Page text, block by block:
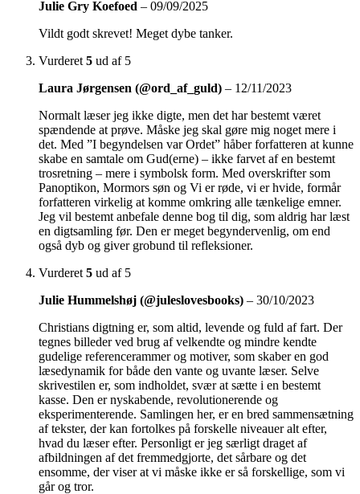
Julie Gry Koefoed – 09/09/2025
Vildt godt skrevet! Meget dybe tanker.
Vurderet 5 ud af 5
Laura Jørgensen (@ord_af_guld) – 12/11/2023
Normalt læser jeg ikke digte, men det har bestemt været
spændende at prøve. Måske jeg skal gøre mig noget mere i
det. Med ”I begyndelsen var Ordet” håber forfatteren at kunne
skabe en samtale om Gud(erne) – ikke farvet af en bestemt
trosretning – mere i symbolsk form. Med overskrifter som
Panoptikon, Mormors søn og Vi er røde, vi er hvide, formår
forfatteren virkelig at komme omkring alle tænkelige emner.
Jeg vil bestemt anbefale denne bog til dig, som aldrig har læst
en digtsamling før. Den er meget begyndervenlig, om end
også dyb og giver grobund til refleksioner.
Vurderet 5 ud af 5
Julie Hummelshøj (@juleslovesbooks) – 30/10/2023
Christians digtning er, som altid, levende og fuld af fart. Der
tegnes billeder ved brug af velkendte og mindre kendte
gudelige referencerammer og motiver, som skaber en god
læsedynamik for både den vante og uvante læser. Selve
skrivestilen er, som indholdet, svær at sætte i en bestemt
kasse. Den er nyskabende, revolutionerende og
eksperimenterende. Samlingen her, er en bred sammensætning
af tekster, der kan fortolkes på forskelle niveauer alt efter,
hvad du læser efter. Personligt er jeg særligt draget af
afbildningen af det fremmedgjorte, det sårbare og det
ensomme, der viser at vi måske ikke er så forskellige, som vi
går og tror.